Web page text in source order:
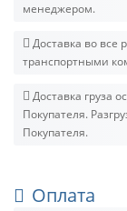
менеджером.
Доставка во все
транспортными
Доставка груза
Покупателя.
Покупателя.
Оплата